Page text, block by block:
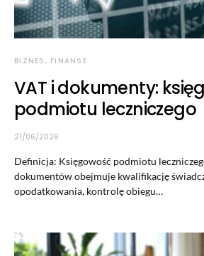
BIZNES, FINANSE
VAT i dokumenty:
podmiotu leczniczego
21/06/2026
Definicja: Księgowość podmiotu
dokumentów obejmuje kwalifikację
opodatkowania, kontrolę obiegu…